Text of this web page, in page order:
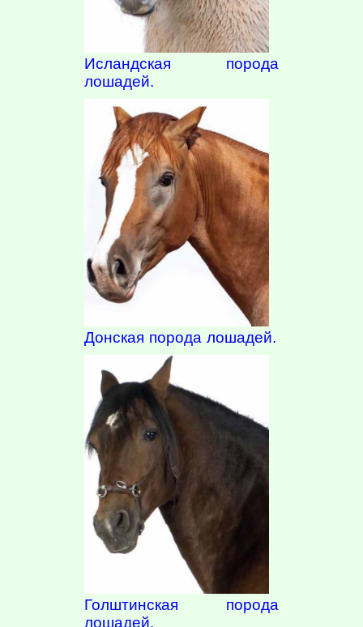
Исландская порода
лошадей.
Донская порода лошадей.
Голштинская порода
лошадей.